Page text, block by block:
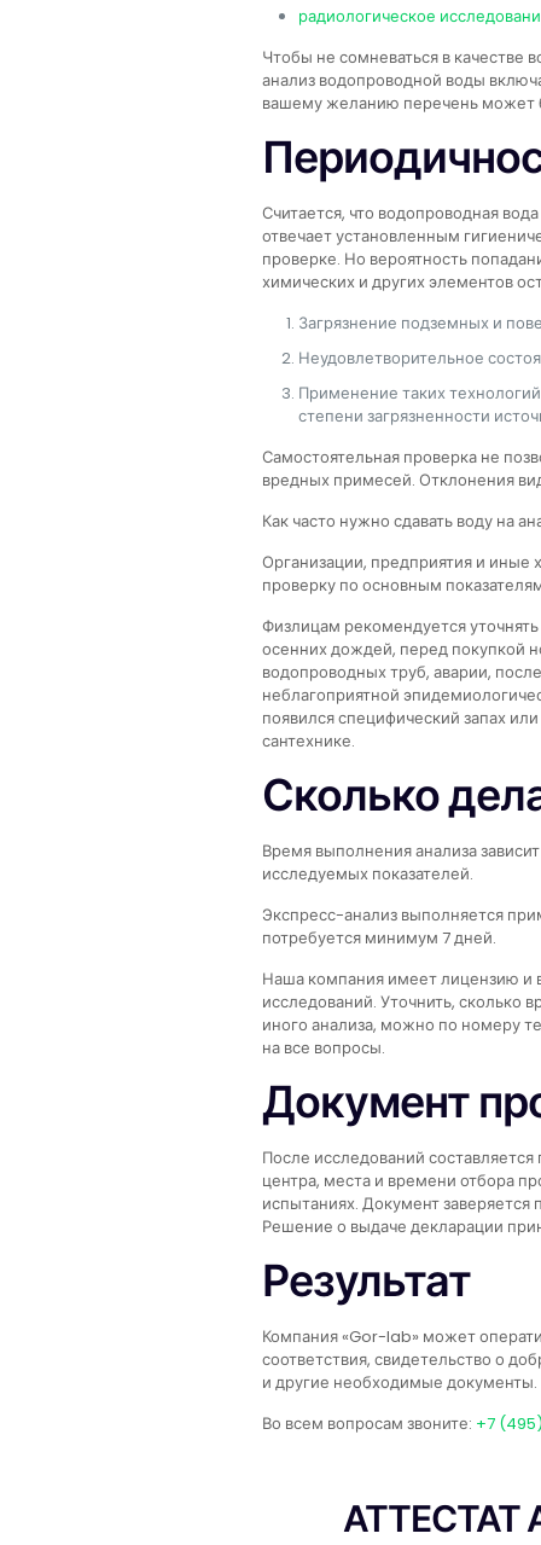
радиологическое
Чтобы не сомневаться в качестве
анализ водопроводной воды
вашему желанию перечень может
Считается, что водопроводная
отвечает установленным
проверке. Но вероятность
химических и других элементов
Загрязнение подземных и
Неудовлетворительное
Применение таких
степени загрязненности
Самостоятельная проверка не
вредных примесей. Отклонения
Как часто нужно сдавать воду на
Организации, предприятия и
проверку по основным
Физлицам рекомендуется
осенних дождей, перед покупкой
водопроводных труб, аварии,
неблагоприятной
появился специфический запах
сантехнике.
Сколько
Время выполнения анализа
исследуемых показателей.
Экспресс-анализ выполняется
потребуется минимум 7 дней.
Наша компания имеет лицензию и
исследований. Уточнить, сколько
иного анализа, можно по номеру
на все вопросы.
Документ
После исследований
центра, места и времени отбора
испытаниях. Документ
Решение о выдаче декларации
Результат
Компания «Gor-lab» может
соответствия, свидетельство о
и другие необходимые документы.
Во всем вопросам звоните: +7